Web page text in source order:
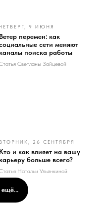
9 ИЮНЯ
Ветер перемен: как
сети меняют
каналы поиска работы
Светланы Зайцевой
ВТОРНИК, 26 СЕНТЯБРЯ
Кто и как влияет на вашу
карьеру больше всего?
Натальи Ульянкиной
ещё...